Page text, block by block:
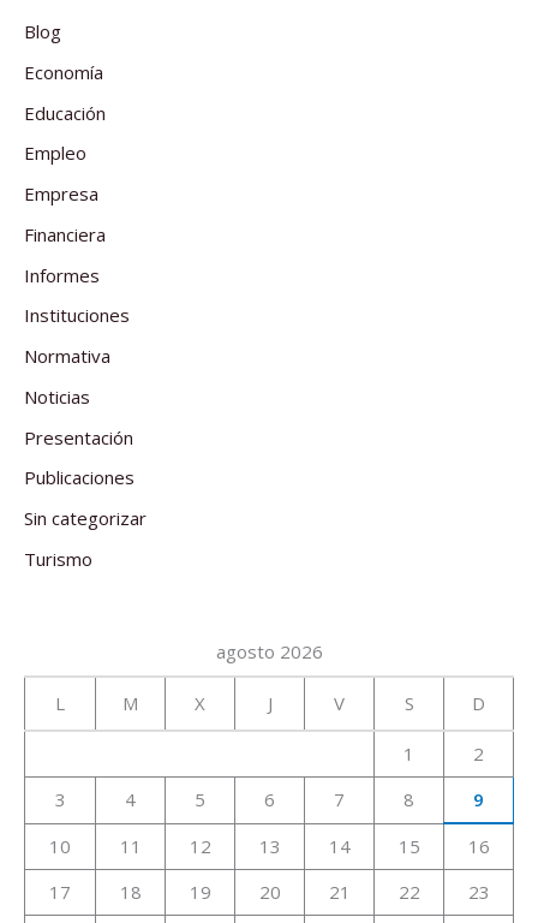
Blog
Economía
Educación
Empleo
Empresa
Financiera
Informes
Instituciones
Normativa
Noticias
Presentación
Publicaciones
Sin categorizar
Turismo
agosto 2026
L M X J V S D
1
2
3
4 5 6 7 8
9
10
11 12 13 14 15
16
17
18 19 20 21 22
23